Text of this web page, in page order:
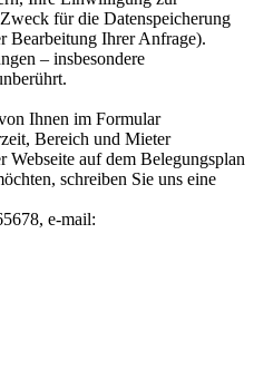
für die Datenspeicherung
Bearbeitung Ihrer Anfrage).
– insbesondere
Ihnen im Formular
Bereich und Mieter
Webseite auf dem Belegungsplan
schreiben Sie uns eine
e-mail: